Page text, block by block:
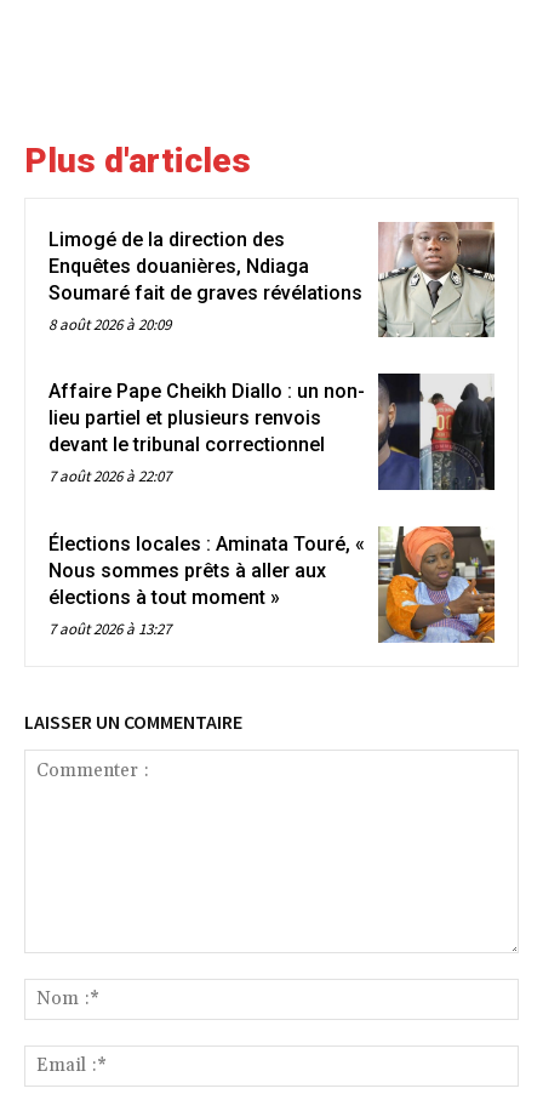
Plus d'articles
Limogé de la direction des
Enquêtes douanières, Ndiaga
Soumaré fait de graves révélations
8 août 2026 à 20:09
Affaire Pape Cheikh Diallo : un non-
lieu partiel et plusieurs renvois
devant le tribunal correctionnel
7 août 2026 à 22:07
Élections locales : Aminata Touré, «
Nous sommes prêts à aller aux
élections à tout moment »
7 août 2026 à 13:27
LAISSER UN COMMENTAIRE
:*
:*